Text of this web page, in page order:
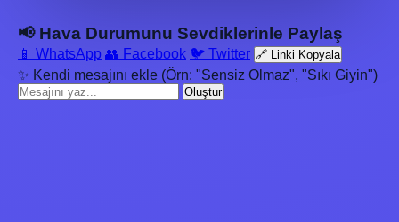
📢 Hava Durumunu Sevdiklerinle Paylaş
📱 WhatsApp 👥 Facebook 🐦 Twitter 🔗 Linki Kopyala
✨ Kendi mesajını ekle (Örn: "Sensiz Olmaz", "Sıkı Giyin")
Oluştur